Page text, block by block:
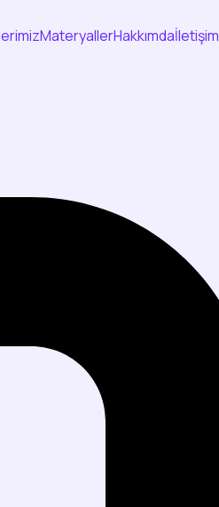
MateryallerHakkımdaİletişim